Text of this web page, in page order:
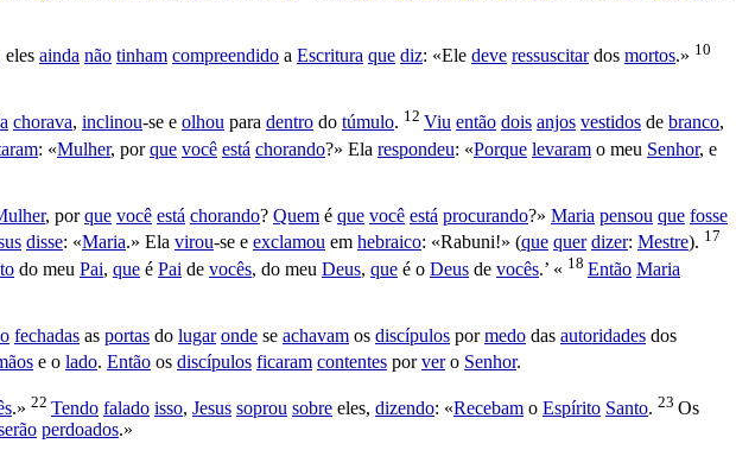
eles ainda não tinham compreendido a Escritura que diz: «Ele deve ressuscitardos mortos.» 10
chorava, inclinou-se e olhou para dentro do túmulo. 12 Viu então dois anjos vestidos de branco,
: «Mulher, porque você está chorando?» Ela respondeu: «Porque levaram o meu Senhor, e
, porque você está chorando? Quem é que você está procurando?» Maria pensou que fosse
disse: «Maria.» Ela virou-se e exclamou em hebraico: «Rabuni!» (que quer dizer: Mestre). 17
do meu Pai, que é Pai de vocês, do meu Deus, que é o Deus de vocês.’ « 18 Então Maria
fechadas as portas do lugar onde se achavam os discípulos pormedo das autoridades dos
e o lado. Então os discípulos ficaram contentes porvero Senhor.
.» 22 Tendo falado isso, Jesus soprou sobre eles, dizendo: «Recebam o Espírito Santo. 23 Os
perdoados.»